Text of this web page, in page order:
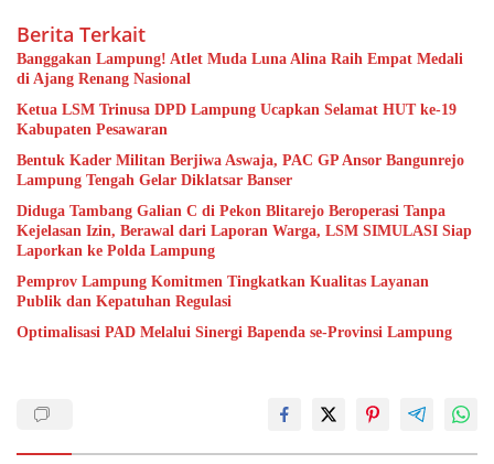
Berita Terkait
Banggakan Lampung! Atlet Muda Luna Alina Raih Empat Medali
di Ajang Renang Nasional
Ketua LSM Trinusa DPD Lampung Ucapkan Selamat HUT ke-19
Kabupaten Pesawaran
Bentuk Kader Militan Berjiwa Aswaja, PAC GP Ansor Bangunrejo
Lampung Tengah Gelar Diklatsar Banser
Diduga Tambang Galian C di Pekon Blitarejo Beroperasi Tanpa
Kejelasan Izin, Berawal dari Laporan Warga, LSM SIMULASI Siap
Laporkan ke Polda Lampung
Pemprov Lampung Komitmen Tingkatkan Kualitas Layanan
Publik dan Kepatuhan Regulasi
Optimalisasi PAD Melalui Sinergi Bapenda se-Provinsi Lampung